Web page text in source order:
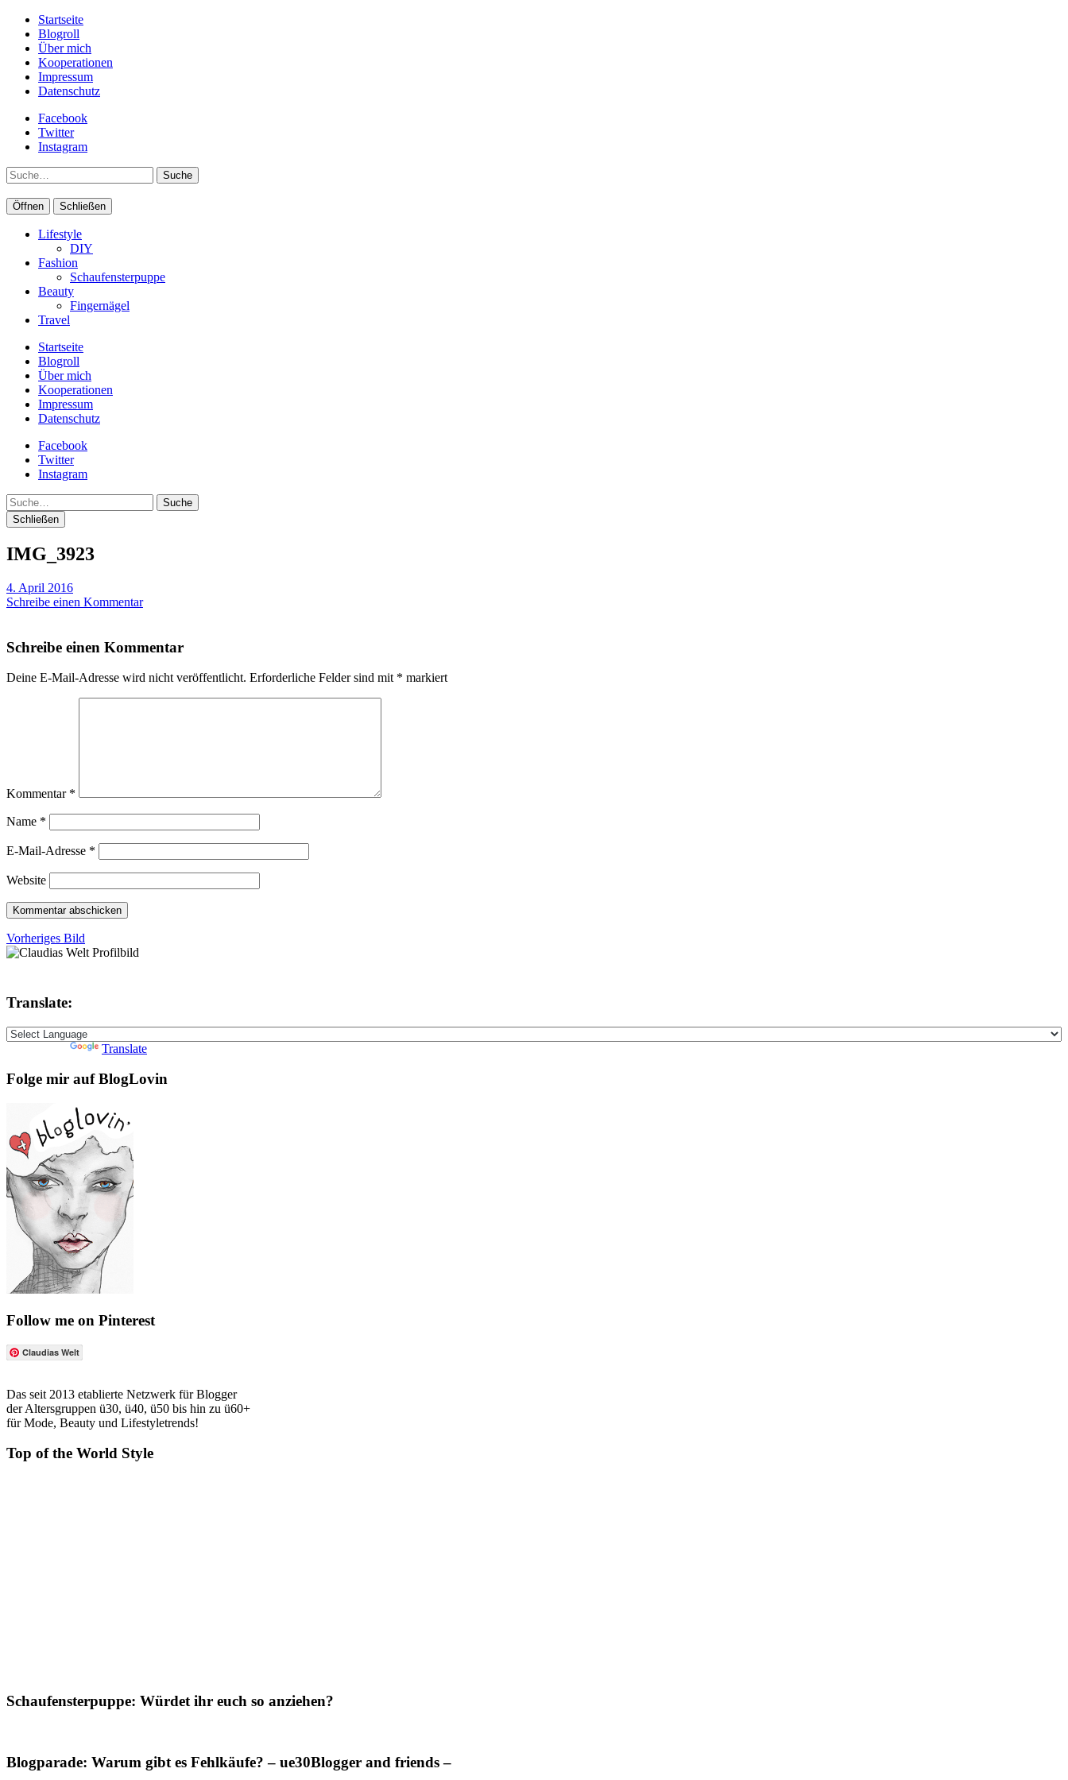
Startseite
Blogroll
Über mich
Kooperationen
Impressum
Datenschutz
Facebook
Twitter
Instagram
Suche
Öffnen Schließen
Lifestyle
DIY
Fashion
Schaufensterpuppe
Beauty
Fingernägel
Travel
Startseite
Blogroll
Über mich
Kooperationen
Impressum
Datenschutz
Facebook
Twitter
Instagram
Suche
Schließen
IMG_3923
4. April 2016
Schreibe einen Kommentar
Schreibe einen Kommentar
Deine E-Mail-Adresse wird nicht veröffentlicht. Erforderliche Felder sind mit * markiert
Kommentar *
Name *
E-Mail-Adresse *
Website
Vorheriges Bild
Translate:
Translate
Folge mir auf BlogLovin
Follow me on Pinterest
Claudias Welt
Das seit 2013 etablierte Netzwerk für Blogger
der Altersgruppen ü30, ü40, ü50 bis hin zu ü60+
für Mode, Beauty und Lifestyletrends!
Top of the World Style
Schaufensterpuppe: Würdet ihr euch so anziehen?
Blogparade: Warum gibt es Fehlkäufe? – ue30Blogger and friends –